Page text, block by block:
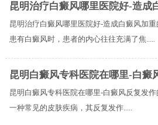
昆明治疗白癜风哪里医院好-造成
昆明治疗白癜风哪里医院好-造成白癜风加
患有白癜风时，患者的内心往往充满了焦.....
昆明白癜风专科医院在哪里-白癜
昆明白癜风专科医院在哪里-白癜风反复发
一种常见的皮肤疾病，其反复发作.....